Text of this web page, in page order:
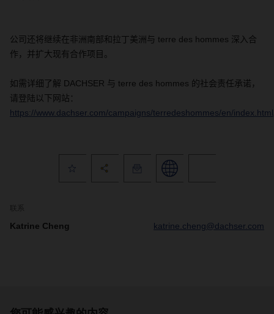
公司还将继续在非洲南部和拉丁美洲与 terre des hommes 深入合
作，并扩大现有合作项目。
如需详细了解 DACHSER 与 terre des hommes 的社会责任承诺，
请登陆以下网站：
https://www.dachser.com/campaigns/terredeshommes/en/index.html
Katrine Cheng katrine.cheng@dachser.com